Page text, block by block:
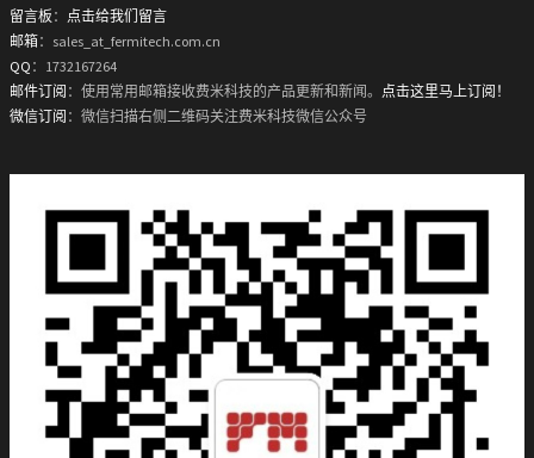
留言板 ： 点击给我们留言
邮箱：sales_at_fermitech.com.cn
QQ ：1732167264
邮件订阅 ：使用常用邮箱接收费米科技的产品更新和新闻。 点击这里马上订阅！
微信订阅 ：微信扫描右侧二维码关注费米科技微信公众号